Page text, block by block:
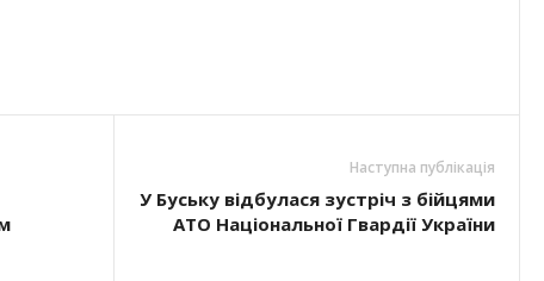
Наступна публікація
У Буську відбулася зустріч з бійцями
АТО Національної Гвардії України